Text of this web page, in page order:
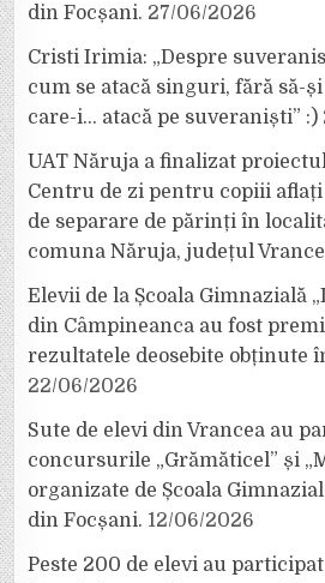
din Focșani. 27/06/2026
Cristi Irimia: „Despre
cum se atacă singuri, fără să-și
care-i… atacă pe suveraniști” :)
UAT Năruja a finalizat
Centru de zi pentru copiii
de separare de părinți în
comuna Năruja, județul
Elevii de la Școala Gimnazială
din Câmpineanca au fost
rezultatele deosebite obținute
22/06/2026
Sute de elevi din Vrancea au
concursurile „Grămăticel” și
organizate de Școala
din Focșani. 12/06/2026
Peste 200 de elevi au